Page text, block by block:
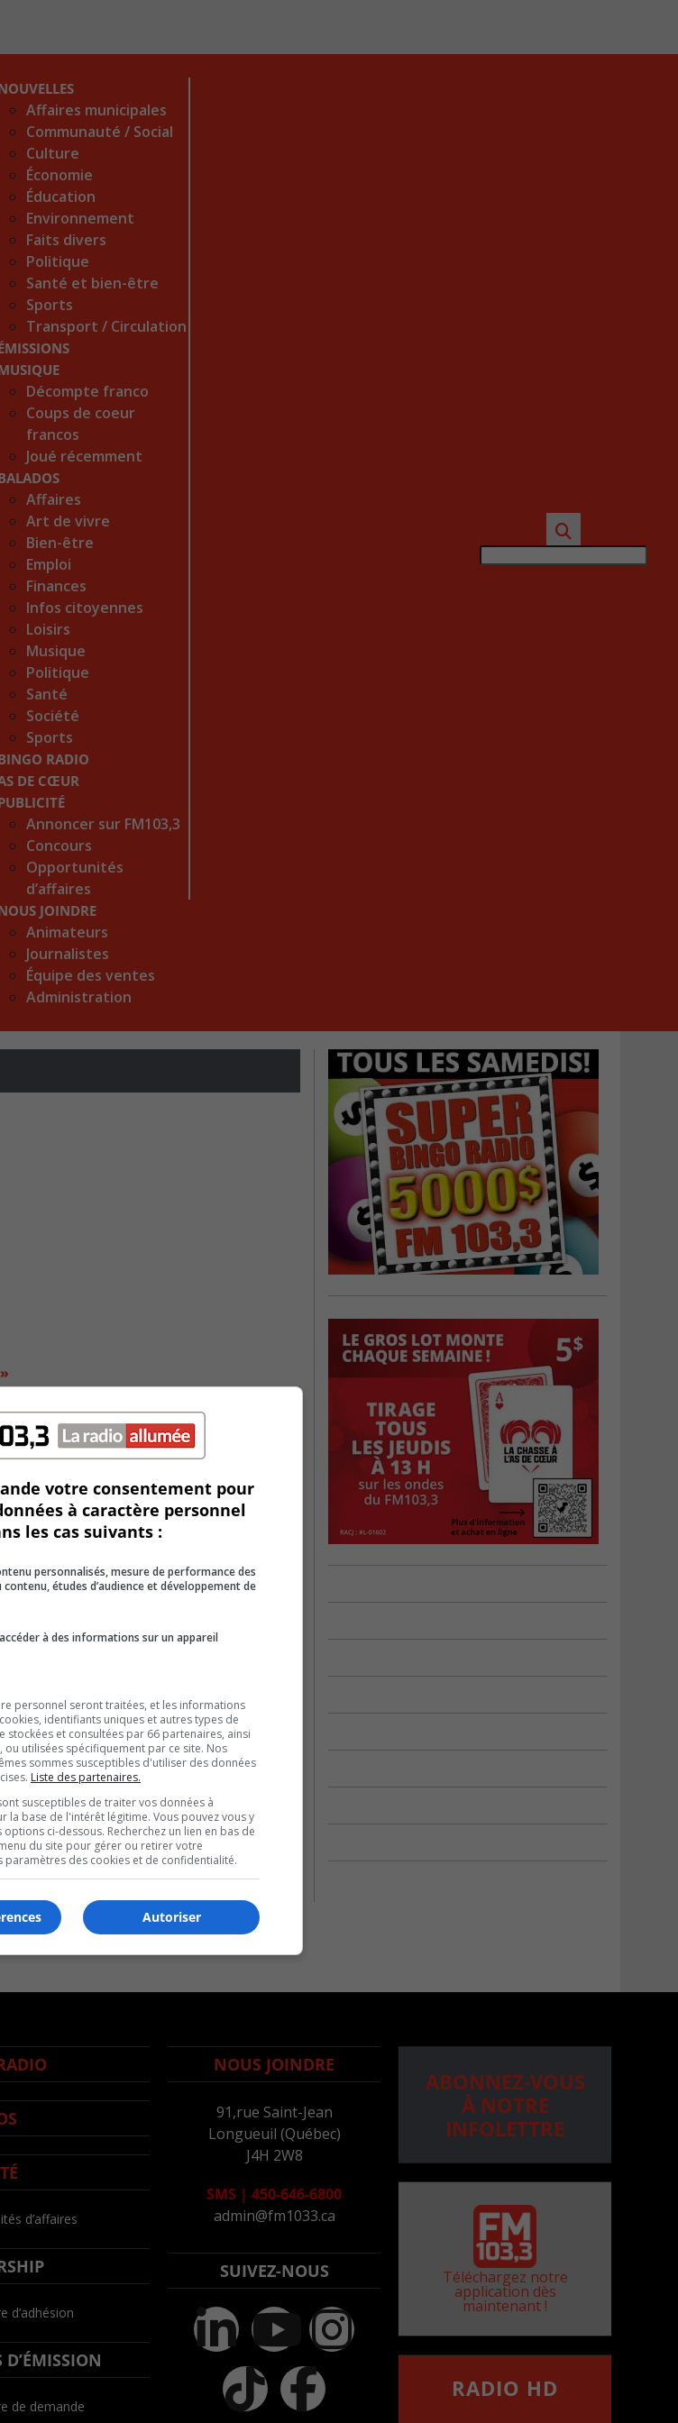
Affaires municipales
Communauté / Social
Culture
Économie
Éducation
Environnement
Faits divers
Politique
Santé et bien-être
Sports
Transport / Circulation
Décompte franco
Coups de coeur
francos
Joué récemment
Affaires
Art de vivre
Bien-être
Emploi
Finances
Infos citoyennes
Loisirs
Musique
Politique
Santé
Société
Sports
RADIO
DE CŒUR
Annoncer sur FM103,3
Concours
Opportunités
d’affaires
JOINDRE
Animateurs
Journalistes
Équipe des ventes
Administration
d’affaires
d’adhésion
D’ÉMISSION
de demande
NOUS JOINDRE
91,rue Saint-Jean
Longueuil (Québec)
J4H 2W8
SMS | 450-646-6800
admin@fm1033.ca
SUIVEZ-NOUS
ABONNEZ-VOUS
À NOTRE
INFOLETTRE
Téléchargez notre
application dès
maintenant !
RADIO HD
votre consentement pour
à caractère personnel
les cas suivants :
personnalisés, mesure de performance des
études d’audience et développement de
à des informations sur un appareil
personnel seront traitées, et les informations
identifiants uniques et autres types de
stockées et consultées par 66 partenaires, ainsi
ou utilisées spécifiquement par ce site. Nos
sommes susceptibles d'utiliser des données
Liste des partenaires.
susceptibles de traiter vos données à
la base de l'intérêt légitime. Vous pouvez vous y
ci-dessous. Recherchez un lien en bas de
du site pour gérer ou retirer votre
paramètres des cookies et de confidentialité.
Autoriser